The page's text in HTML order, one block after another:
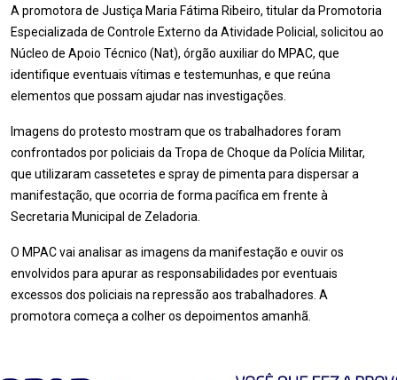
A promotora de Justiça Maria Fátima Ribeiro, titular da Promotoria
Especializada de Controle Externo da Atividade Policial, solicitou ao
Núcleo de Apoio Técnico (Nat), órgão auxiliar do MPAC, que
identifique eventuais vítimas e testemunhas, e que reúna
elementos que possam ajudar nas investigações.
Imagens do protesto mostram que os trabalhadores foram
confrontados por policiais da Tropa de Choque da Polícia Militar,
que utilizaram cassetetes e spray de pimenta para dispersar a
manifestação, que ocorria de forma pacífica em frente à
Secretaria Municipal de Zeladoria.
O MPAC vai analisar as imagens da manifestação e ouvir os
envolvidos para apurar as responsabilidades por eventuais
excessos dos policiais na repressão aos trabalhadores. A
promotora começa a colher os depoimentos amanhã.